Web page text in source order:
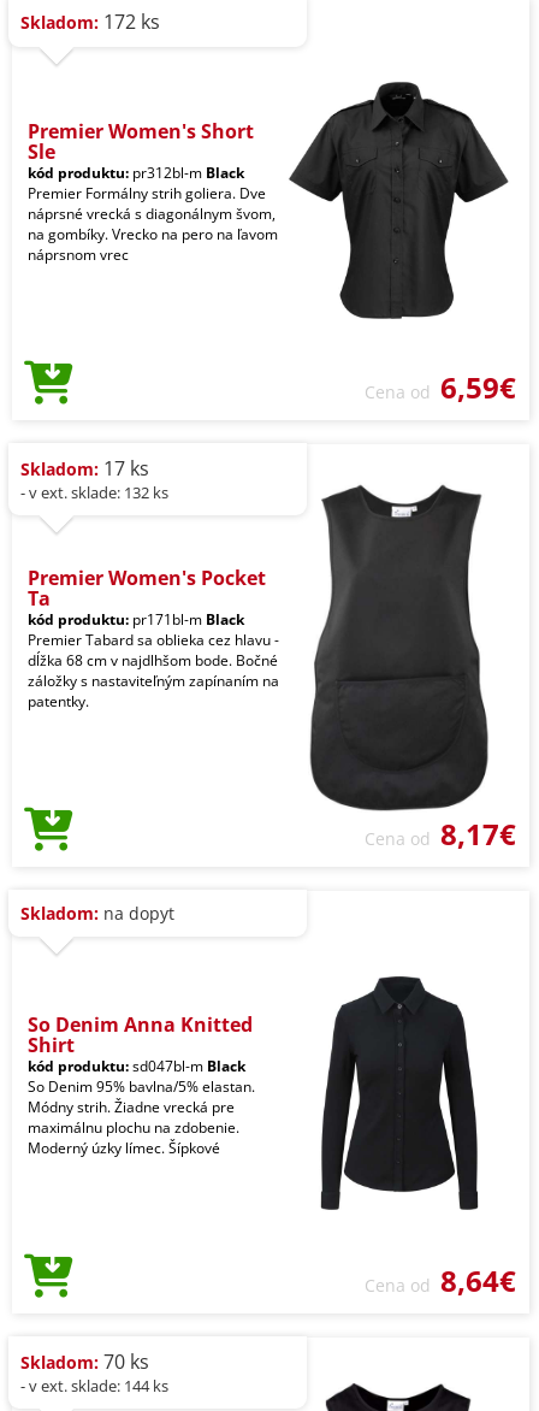
Skladom: 172 ks
Premier Women's Short
Sle
kód produktu: pr312bl-m Black
Premier Formálny strih goliera. Dve
náprsné vrecká s diagonálnym švom,
na gombíky. Vrecko na pero na ľavom
náprsnom vrec
Cena od 6,59€
Skladom: 17 ks
- v ext. sklade: 132 ks
Premier Women's Pocket
Ta
kód produktu: pr171bl-m Black
Premier Tabard sa oblieka cez hlavu -
dĺžka 68 cm v najdlhšom bode. Bočné
záložky s nastaviteľným zapínaním na
patentky.
Cena od 8,17€
Skladom: na dopyt
So Denim Anna Knitted
Shirt
kód produktu:sd047bl-m Black
So Denim 95% bavlna/5% elastan.
Módny strih. Žiadne vrecká pre
maximálnu plochu na zdobenie.
Moderný úzky límec. Šípkové
Cena od 8,64€
Skladom: 70 ks
- v ext. sklade: 144 ks